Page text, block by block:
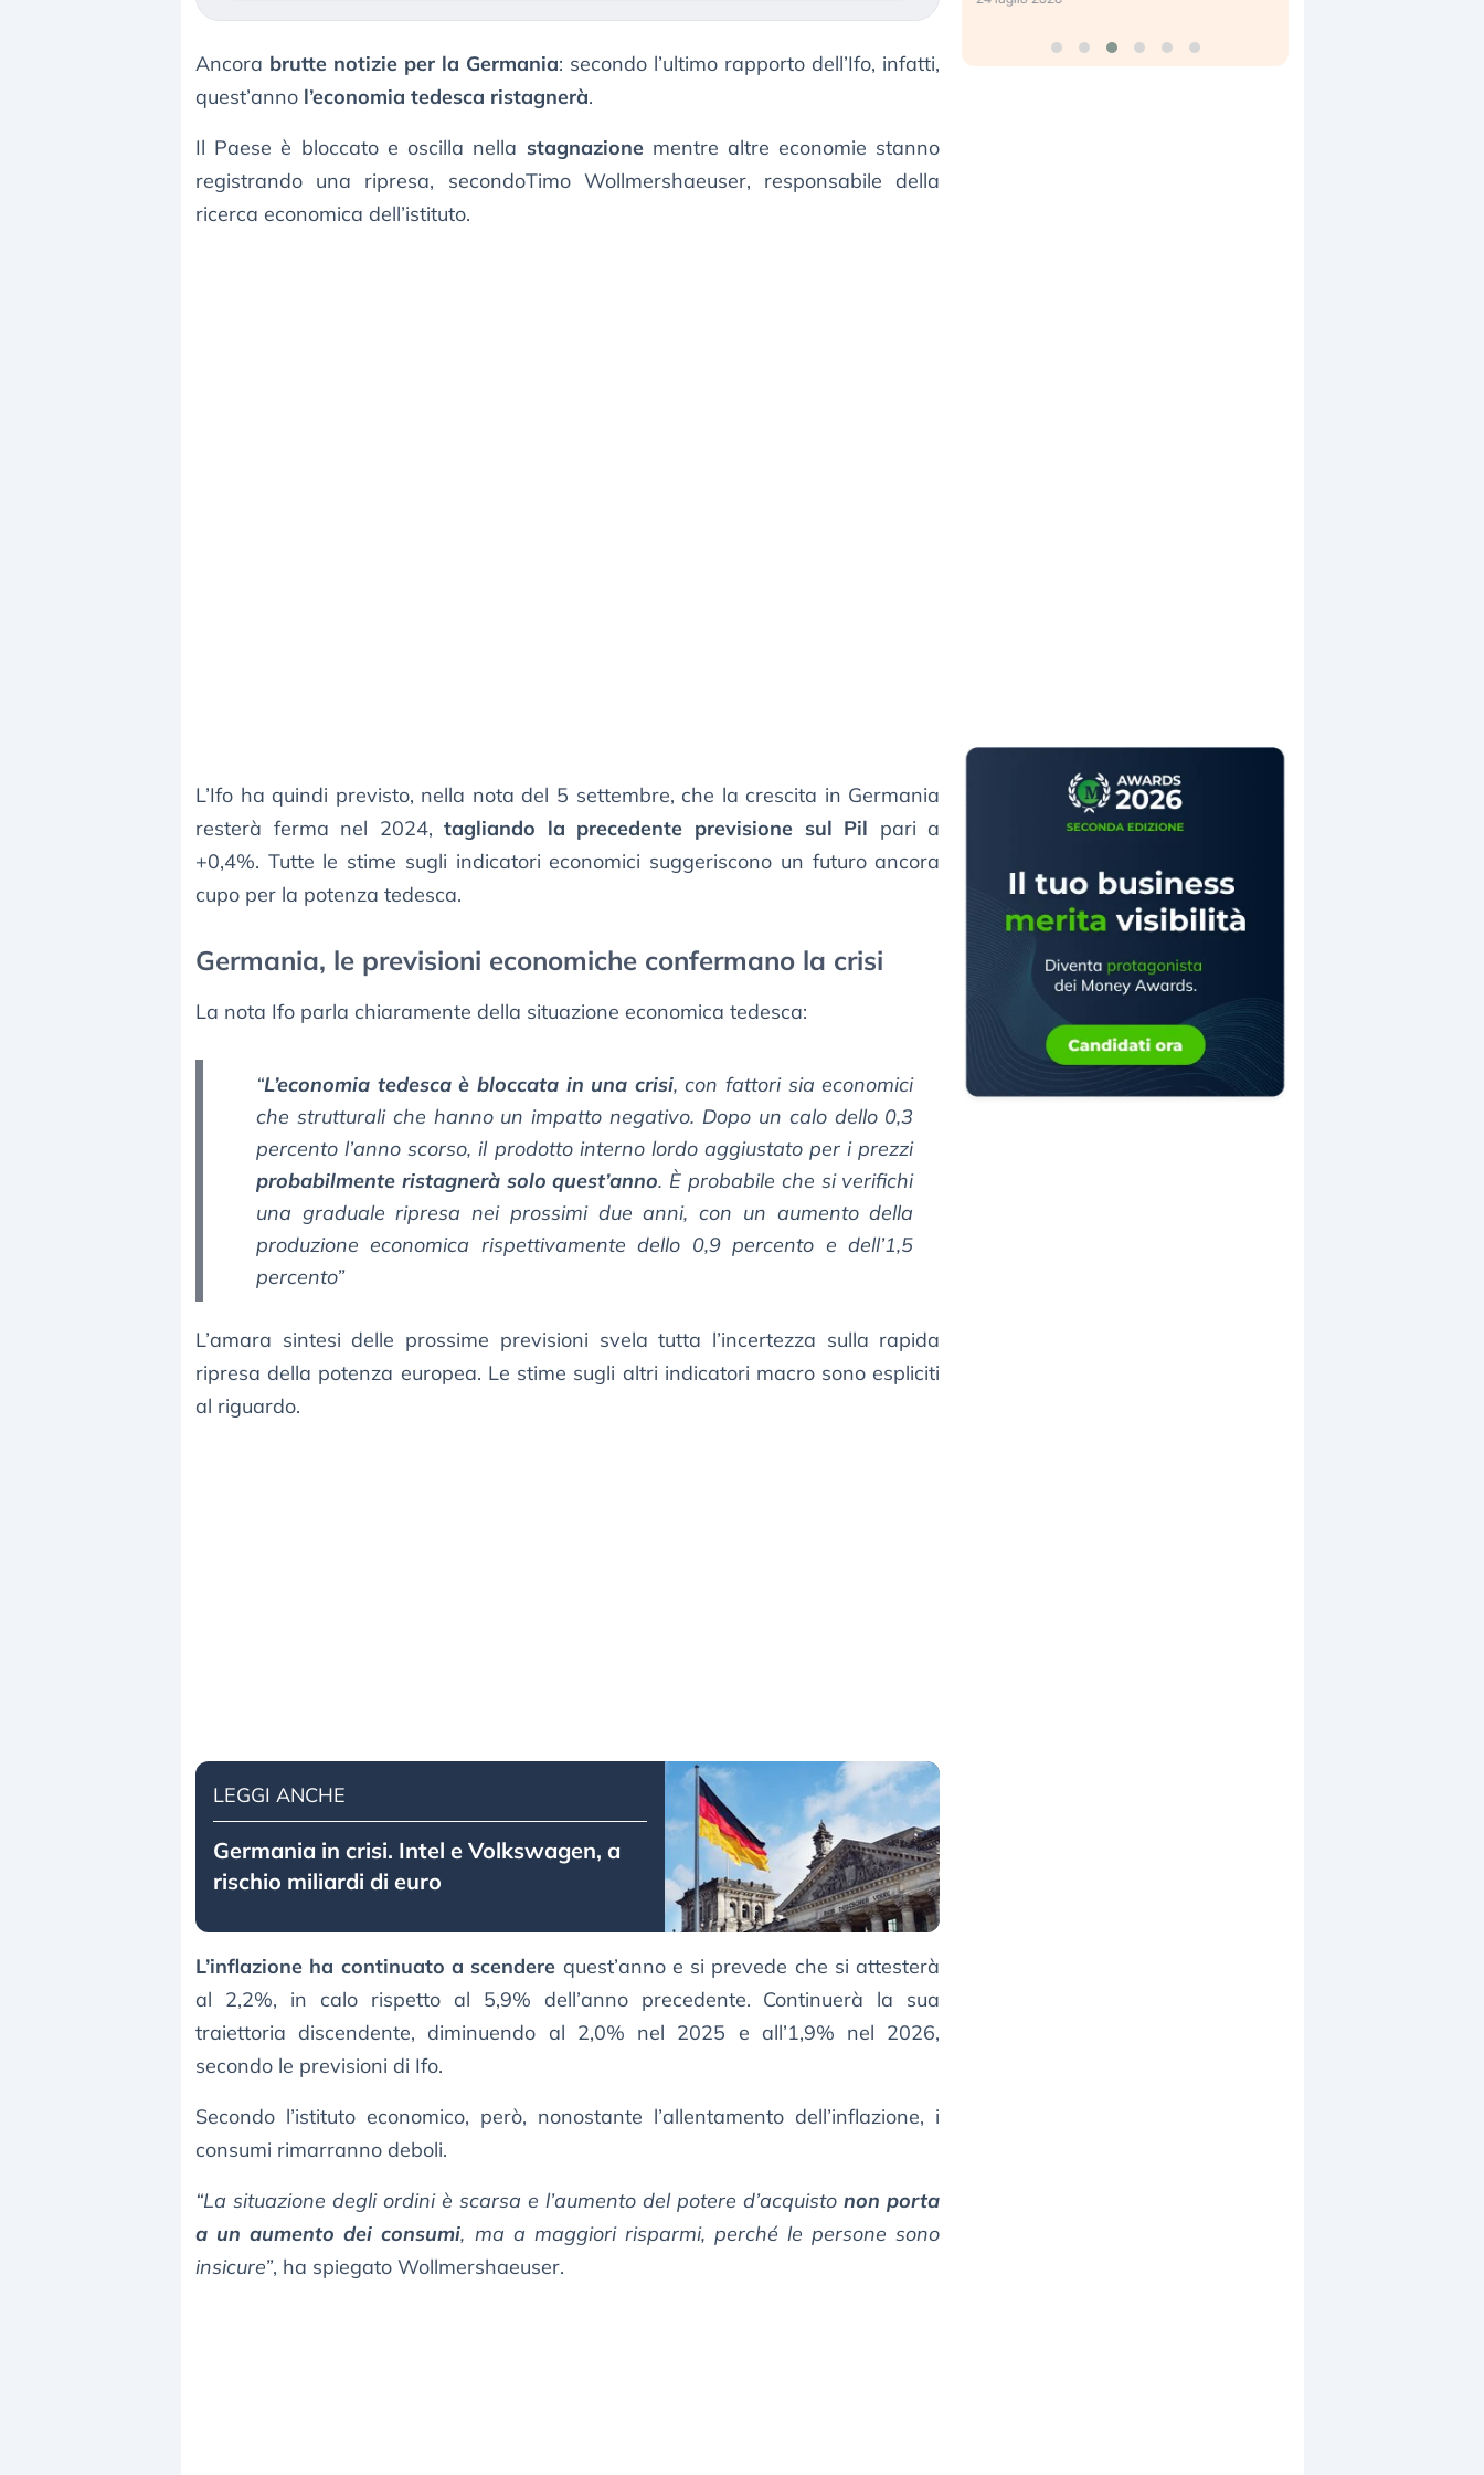
Ancora brutte notizie per la Germania: secondo l’ultimo rapporto dell’Ifo, infatti,
quest’anno l’economia tedesca ristagnerà.
Il Paese è bloccato e oscilla nella stagnazionementre altre economie stanno
registrando una ripresa, secondoTimo Wollmershaeuser, responsabile della
ricerca economica dell’istituto.
L’Ifo ha quindi previsto, nella nota del 5 settembre, che la crescita in Germania
resterà ferma nel 2024,tagliando la precedente previsione sul Pil pari a
+0,4%. Tutte le stime sugli indicatori economici suggeriscono un futuro ancora
cupo per la potenza tedesca.
Germania, le previsioni economiche confermano la crisi
La nota Ifo parla chiaramente della situazione economica tedesca:
“L’economia tedesca è bloccata in una crisi, con fattori sia economici
che strutturali che hanno un impatto negativo. Dopo un calo dello 0,3
percento l’anno scorso, il prodotto interno lordo aggiustato per i prezzi
probabilmente ristagnerà solo quest’anno. È probabile che si verifichi
una graduale ripresa nei prossimi due anni, con un aumento della
produzione economica rispettivamente dello 0,9 percento e dell’1,5
percento”
L’amara sintesi delle prossime previsioni svela tutta l’incertezza sulla rapida
ripresa della potenza europea. Le stime sugli altri indicatori macro sono espliciti
al riguardo.
LEGGI ANCHE
Germania in crisi. Intel e Volkswagen, a
rischio miliardi di euro
L’inflazione ha continuato a scendere quest’anno e si prevede che si attesterà
al 2,2%, in calo rispetto al 5,9% dell’anno precedente. Continuerà la sua
traiettoria discendente, diminuendo al 2,0% nel 2025 e all’1,9% nel 2026,
secondo le previsioni di Ifo.
Secondo l’istituto economico, però, nonostante l’allentamento dell’inflazione, i
consumi rimarranno deboli.
“La situazione degli ordini è scarsa e l’aumento del potere d’acquistonon porta
a un aumento dei consumi, ma a maggiori risparmi, perché le persone sono
insicure”, ha spiegato Wollmershaeuser.